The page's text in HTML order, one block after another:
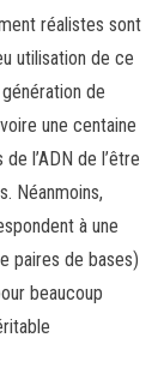
réalistes sont
utilisation de ce
de
une centaine
l’ADN de l’être
Néanmoins,
à une
paires de bases)
beaucoup